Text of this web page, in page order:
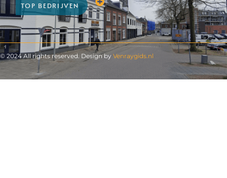
TOP BEDRIJVEN
© 2024 All rights reserved. Design by Venraygids.nl